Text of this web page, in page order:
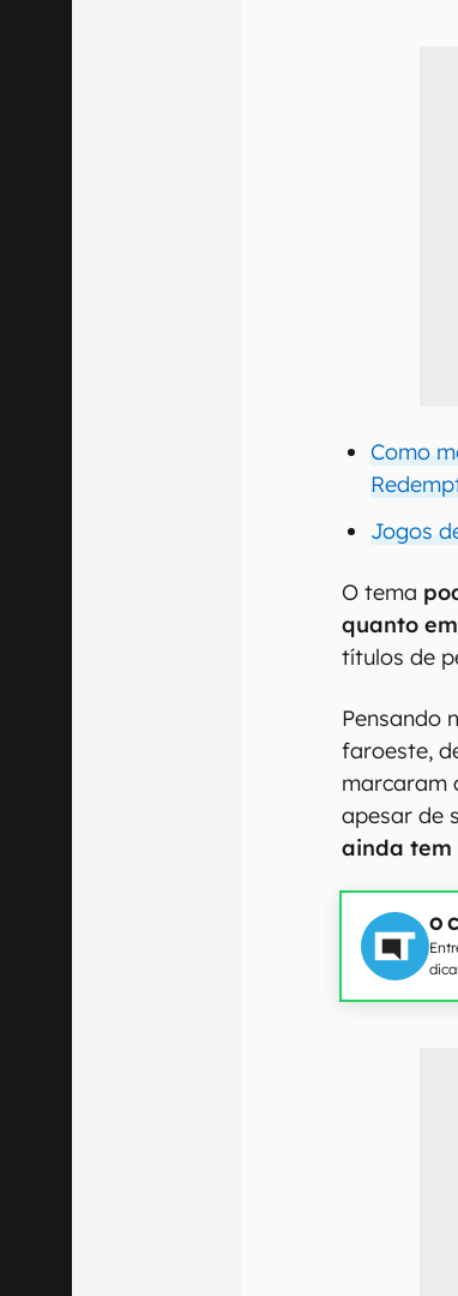
Como
Jogos
O tema
quanto
títulos de
Pensando
faroeste,
marcaram
apesar de
ainda tem
O